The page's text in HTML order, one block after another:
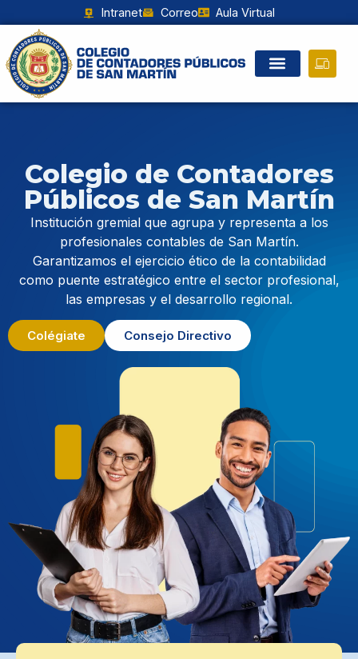
Intranet Correo Aula Virtual
Colegio de Contadores
Públicos de San Martín
Institución gremial que agrupa y representa a los
profesionales contables de San Martín.
Garantizamos el ejercicio ético de la contabilidad
como puente estratégico entre el sector profesional,
las empresas y el desarrollo regional.
Colégiate Consejo Directivo